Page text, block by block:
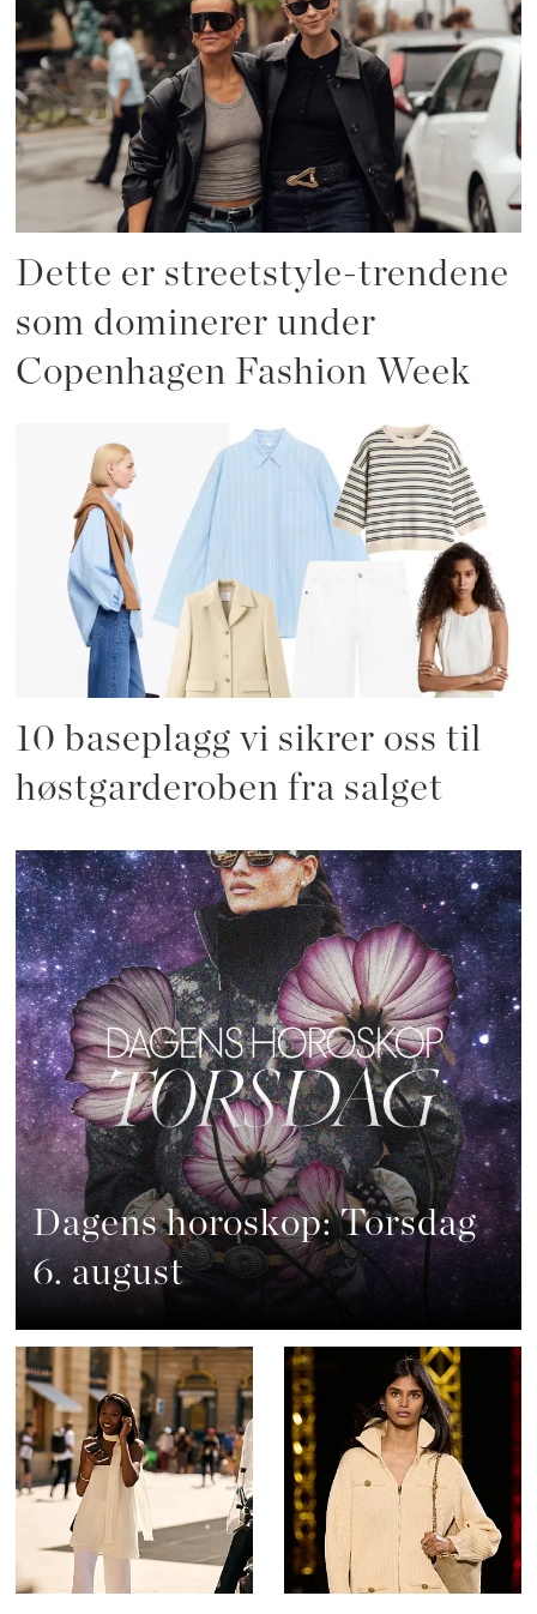
Dette er streetstyle-trendene
som dominerer under
Copenhagen Fashion Week
10 baseplagg vi sikrer oss til
høstgarderoben fra salget
Dagens horoskop: Torsdag
6. august